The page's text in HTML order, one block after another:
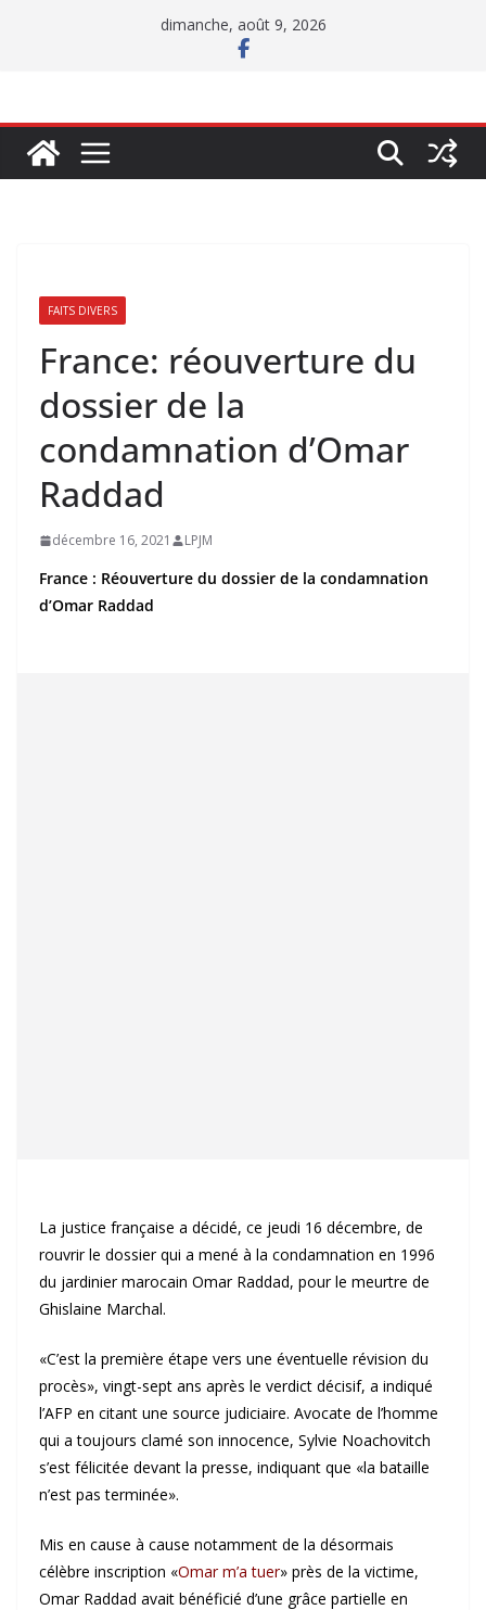
dimanche, août 9, 2026
FAITS DIVERS
France: réouverture du
dossier de la
condamnation d’Omar
Raddad
décembre 16, 2021 LPJM
France : Réouverture du dossier de la condamnation
d’Omar Raddad
La justice française a décidé, ce jeudi 16 décembre, de
rouvrir le dossier qui a mené à la condamnation en 1996
du jardinier marocain Omar Raddad, pour le meurtre de
Ghislaine Marchal.
«C’est la première étape vers une éventuelle révision du
procès», vingt-sept ans après le verdict décisif, a indiqué
l’AFP en citant une source judiciaire. Avocate de l’homme
qui a toujours clamé son innocence, Sylvie Noachovitch
s’est félicitée devant la presse, indiquant que «la bataille
n’est pas terminée».
Mis en cause à cause notamment de la désormais
célèbre inscription «Omar m’a tuer» près de la victime,
Omar Raddad avait bénéficié d’une grâce partielle en